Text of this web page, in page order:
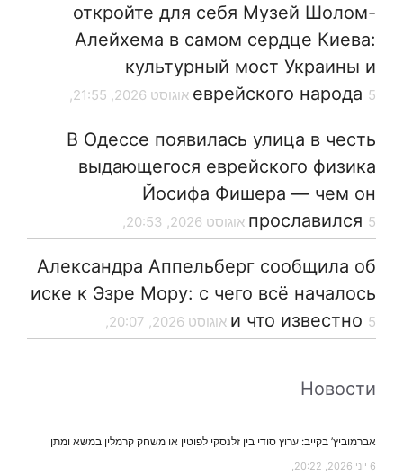
откройте для себя Музей Шолом-
Алейхема в самом сердце Киева:
культурный мост Украины и
еврейского народа 5 אוגוסט 2026, 21:55,
В Одессе появилась улица в честь
выдающегося еврейского физика
Йосифа Фишера — чем он
прославился 5 אוגוסט 2026, 20:53,
Александра Аппельберг сообщила об
иске к Эзре Мору: с чего всё началось
и что известно 5 אוגוסט 2026, 20:07,
Новости
אברמוביץ’ בקייב: ערוץ סודי בין זלנסקי לפוטין או משחק קרמלין במשא ומתן
6 יוני 2026, 20:22,